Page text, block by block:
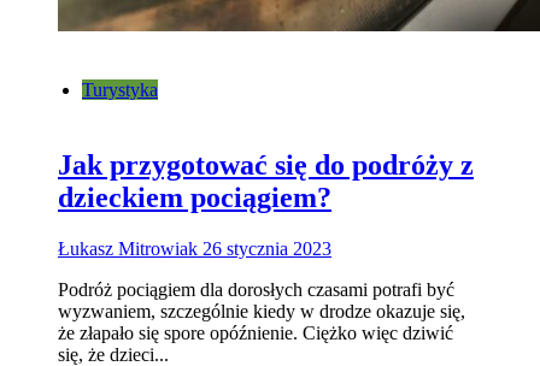
Turystyka
Jak przygotować się do podróży z
dzieckiem pociągiem?
Łukasz Mitrowiak 26 stycznia 2023
Podróż pociągiem dla dorosłych czasami potrafi być
wyzwaniem, szczególnie kiedy w drodze okazuje się,
że złapało się spore opóźnienie. Ciężko więc dziwić
się, że dzieci...